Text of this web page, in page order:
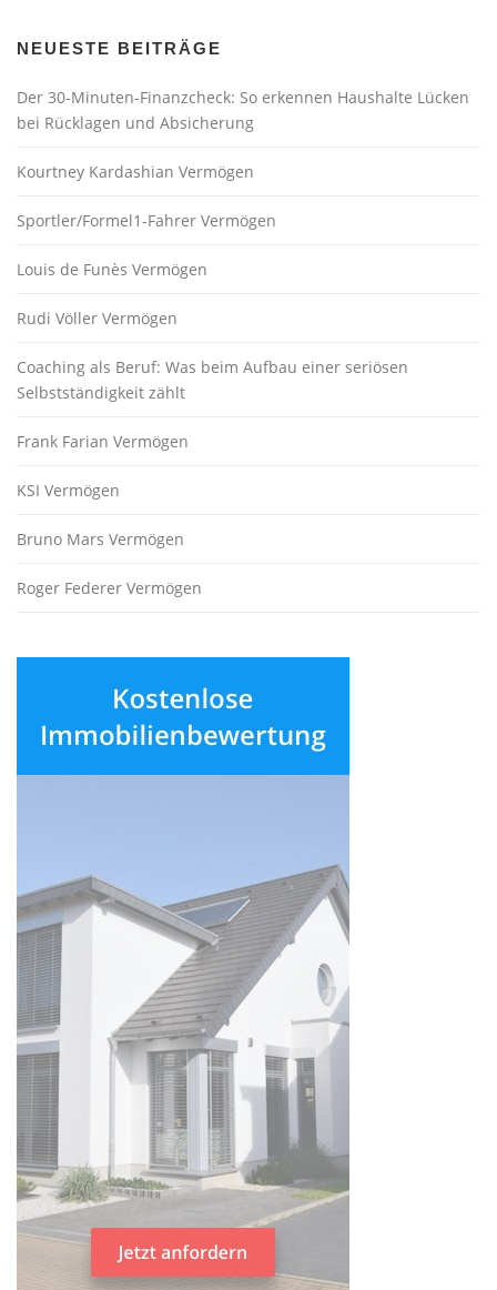
NEUESTE BEITRÄGE
Der 30-Minuten-Finanzcheck: So erkennen Haushalte Lücken
bei Rücklagen und Absicherung
Kourtney Kardashian Vermögen
Sportler/Formel1-Fahrer Vermögen
Louis de Funès Vermögen
Rudi Völler Vermögen
Coaching als Beruf: Was beim Aufbau einer seriösen
Selbstständigkeit zählt
Frank Farian Vermögen
KSI Vermögen
Bruno Mars Vermögen
Roger Federer Vermögen